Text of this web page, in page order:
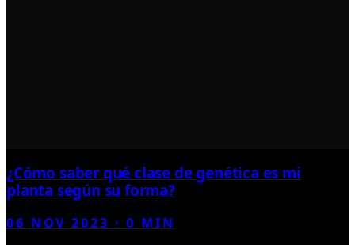
¿Cómo saber qué clase de genética es mi
planta según su forma?
06 NOV 2023 ·0 MIN